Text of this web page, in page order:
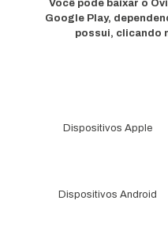
Você pode baixar o
Google Play,
possui, clicando
Dispositivos Apple
Dispositivos Android